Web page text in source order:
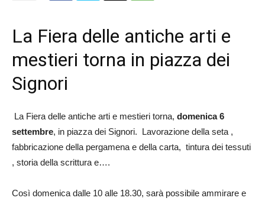
La Fiera delle antiche arti e
mestieri torna in piazza dei
Signori
La Fiera delle antiche arti e mestieri torna, domenica 6
settembre, in piazza dei Signori. Lavorazione della seta ,
fabbricazione della pergamena e della carta, tintura dei tessuti
, storia della scrittura e….
Così domenica dalle 10 alle 18.30, sarà possibile ammirare e